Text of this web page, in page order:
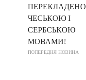
ПЕРЕКЛАДЕНО
ЧЕСЬКОЮ І
СЕРБСЬКОЮ
МОВАМИ!
ПОПЕРЕДНЯ НОВИНА